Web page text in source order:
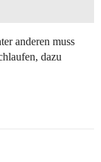
anderen muss
dazu